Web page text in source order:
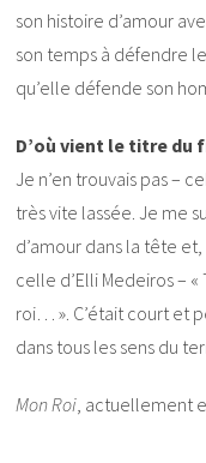
son histoire d’amour
son temps à défendre
qu’elle défende son
D’où vient le titre du
Je n’en trouvais pas –
très vite lassée. Je me
d’amour dans la tête
celle d’Elli Medeiros –
roi… ». C’était court et
dans tous les sens du
Mon Roi , actuellement